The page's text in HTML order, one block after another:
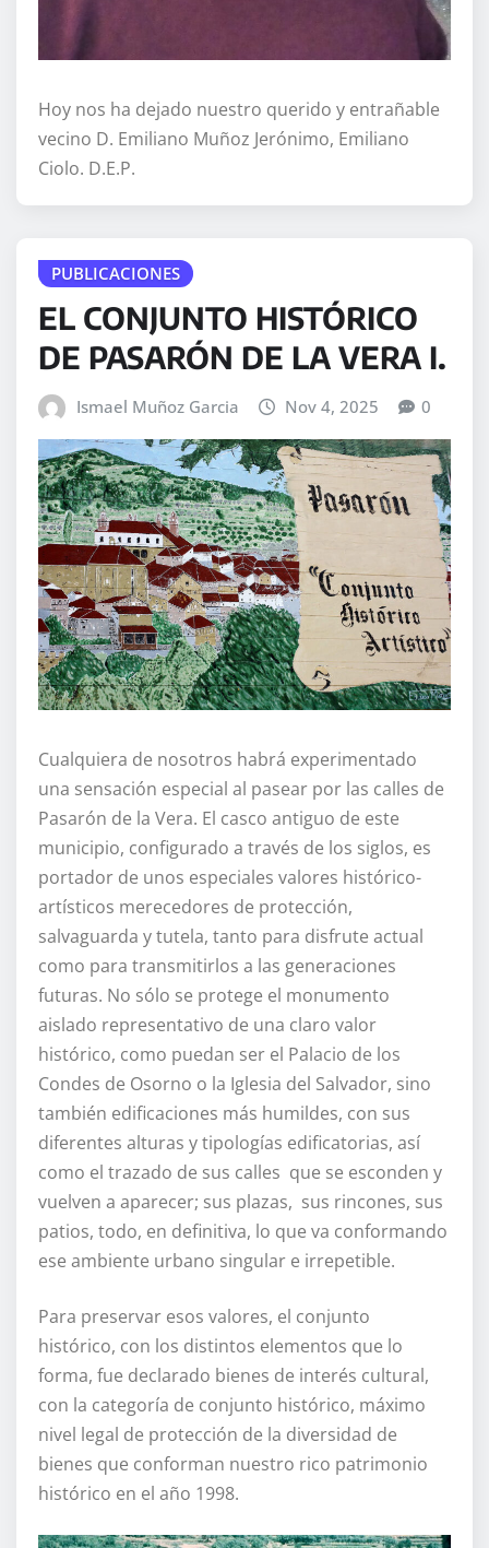
Hoy nos ha dejado nuestro querido y entrañable
vecino D. Emiliano Muñoz Jerónimo, Emiliano
Ciolo. D.E.P.
PUBLICACIONES
EL CONJUNTO HISTÓRICO
DE PASARÓN DE LA VERA I.
Ismael Muñoz Garcia Nov 4, 2025 0
Cualquiera de nosotros habrá experimentado
una sensación especial al pasear por las calles de
Pasarón de la Vera. El casco antiguo de este
municipio, configurado a través de los siglos, es
portador de unos especiales valores histórico-
artísticos merecedores de protección,
salvaguarda y tutela, tanto para disfrute actual
como para transmitirlos a las generaciones
futuras. No sólo se protege el monumento
aislado representativo de una claro valor
histórico, como puedan ser el Palacio de los
Condes de Osorno o la Iglesia del Salvador, sino
también edificaciones más humildes, con sus
diferentes alturas y tipologías edificatorias, así
como el trazado de sus calles que se esconden y
vuelven a aparecer; sus plazas, sus rincones, sus
patios, todo, en definitiva, lo que va conformando
ese ambiente urbano singular e irrepetible.
Para preservar esos valores, el conjunto
histórico, con los distintos elementos que lo
forma, fue declarado bienes de interés cultural,
con la categoría de conjunto histórico, máximo
nivel legal de protección de la diversidad de
bienes que conforman nuestro rico patrimonio
histórico en el año 1998.